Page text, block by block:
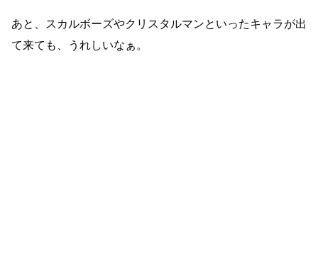
あと、スカルボーズやクリスタルマンといったキャラが出
て来ても、うれしいなぁ。